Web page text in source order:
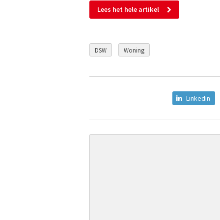
Lees het hele artikel
DSW Woning
Linkedin